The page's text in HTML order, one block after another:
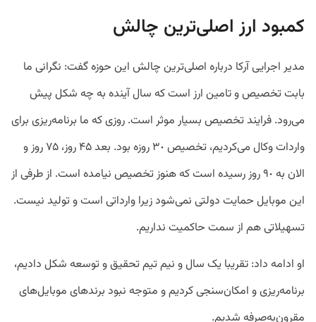
کمبود ارز اصلی‌ترین چالش
مدیر اجرایی آرکا درباره اصلی‌ترین چالش این حوزه گفت: نگرانی ما
بابت تخصیص و تامین ارز است که سال آینده به چه شکل پیش
می‌رود. فرایند تخصیص بسیار موثر است. روزی که ما برنامه‌ریزی برای
واردات وکال می‌کردیم، تخصیص ٣٠ روزه بود. بعد ۴۵ روز، ٧۵ روز و
الان به ٩٠ روز رسیده است که هنوز تخصیص نیامده است. از طرفی از
این موبایل حمایت دولتی نمی‌شود زیرا وارداتی است و تولید نیست.
تسهیلاتی هم از سمت حاکمیت نداریم.
او ادامه داد: تقریبا یک سال و نیم تیم تحقیق و توسعه شکل دادیم،
برنامه‌ریزی و امکان‌سنجی کردیم و متوجه نبود برندهای موبایل‌های
مقرون‌به‌صرفه شدیم.